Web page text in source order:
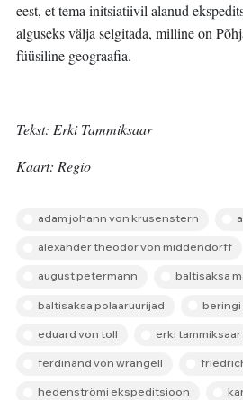
eest, et tema initsiatiivil alanud
alguseks välja selgitada, milline on
füüsiline geograafia.
Tekst: Erki Tammiksaar
Kaart: Regio
adam johann von krusenstern
alexander theodor von middendorff
august petermann baltisaksa
baltisaksa polaaruurijad beringi
eduard von toll erki tammiksaar
ferdinand von wrangell
hedenströmi ekspeditsioon